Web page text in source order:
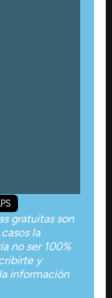
gratuitas son
la
no ser 100%
y
información